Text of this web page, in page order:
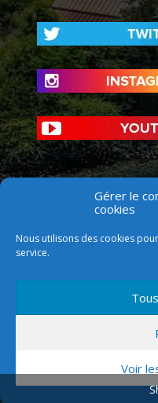
Gérer le
cookies
Nous utilisons des cookies
service.
Voir